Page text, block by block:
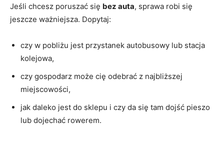
Jeśli chcesz poruszać się bez auta, sprawa robi się
jeszcze ważniejsza. Dopytaj:
czy w pobliżu jest przystanek autobusowy lub stacja
kolejowa,
czy gospodarz może cię odebrać z najbliższej
miejscowości,
jak daleko jest do sklepu i czy da się tam dojść pieszo
lub dojechać rowerem.